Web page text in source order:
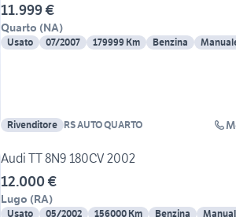
11.999 €
Quarto (NA)
Usato 07/2007 179999 Km Benzina
Rivenditore RS AUTO QUARTO
Audi TT 8N9 180CV 2002
12.000 €
Lugo (RA)
Usato 05/2002 156000 Km Benzina